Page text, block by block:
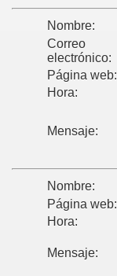
Nombre:
Correo
electrónico:
Página web:
Hora:
Mensaje:
Nombre:
Página web:
Hora:
Mensaje: